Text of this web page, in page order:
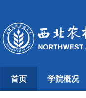
首页 学院概况